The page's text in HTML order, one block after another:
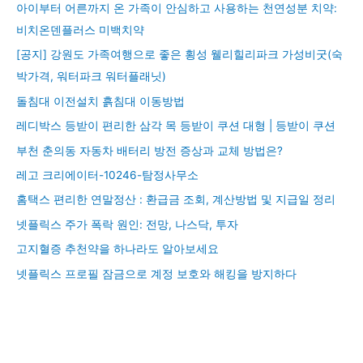
아이부터 어른까지 온 가족이 안심하고 사용하는 천연성분 치약:
비치온덴플러스 미백치약
[공지] 강원도 가족여행으로 좋은 횡성 웰리힐리파크 가성비굿(숙
박가격, 워터파크 워터플래닛)
돌침대 이전설치 흙침대 이동방법
레디박스 등받이 편리한 삼각 목 등받이 쿠션 대형 | 등받이 쿠션
부천 춘의동 자동차 배터리 방전 증상과 교체 방법은?
레고 크리에이터-10246-탐정사무소
홈택스 편리한 연말정산 : 환급금 조회, 계산방법 및 지급일 정리
넷플릭스 주가 폭락 원인: 전망, 나스닥, 투자
고지혈증 추천약을 하나라도 알아보세요
넷플릭스 프로필 잠금으로 계정 보호와 해킹을 방지하다